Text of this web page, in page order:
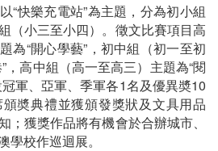
快樂充電站”為主題，分為初小組
（小三至小四）。徵文比賽項目高
為“開心學藝”，初中組（初一至初
，高中組（高一至高三）主題為“閱
軍、亞軍、季軍各1名及優異奬10
奬典禮並獲頒發獎狀及文具用品
；獲獎作品將有機會於合辦城市、
校作巡迴展。